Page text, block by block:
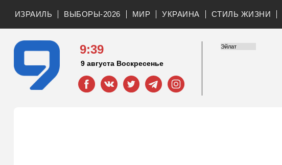
ИЗРАИЛЬ ВЫБОРЫ-2026 МИР УКРАИНА СТИЛЬ ЖИЗНИ
9:40
9 августа Воскресенье